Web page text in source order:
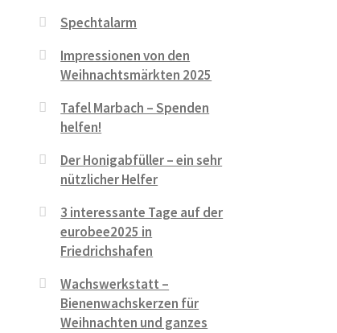
Spechtalarm
Impressionen von den
Weihnachtsmärkten 2025
Tafel Marbach – Spenden
helfen!
Der Honigabfüller – ein sehr
nützlicher Helfer
3 interessante Tage auf der
eurobee2025 in
Friedrichshafen
Wachswerkstatt –
Bienenwachskerzen für
Weihnachten und ganzes